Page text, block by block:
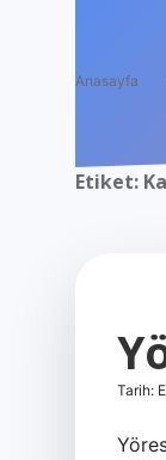
Anasayfa
Etiket:
Tarih: